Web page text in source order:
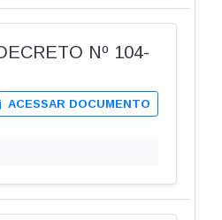
Nº 104-
ACESSAR DOCUMENTO